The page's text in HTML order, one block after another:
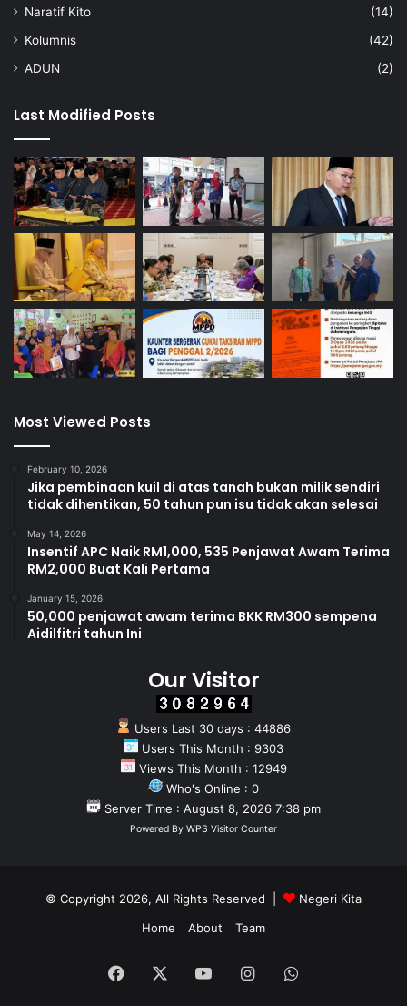
Z
m
r
Naratif Kito
(14)
Kolumnis
(42)
ADUN
(2)
Last Modified Posts
Most Viewed Posts
February 10, 2026
Jika pembinaan kuil di atas tanah bukan milik sendiri
tidak dihentikan, 50 tahun pun isu tidak akan selesai
May 14, 2026
Insentif APC Naik RM1,000, 535 Penjawat Awam Terima
RM2,000 Buat Kali Pertama
January 15, 2026
50,000 penjawat awam terima BKK RM300 sempena
Aidilfitri tahun Ini
Our Visitor
Users Last 30 days : 44886
Users This Month : 9303
Views This Month : 12949
Who's Online : 0
Server Time : August 8, 2026 7:38 pm
Powered By WPS Visitor Counter
© Copyright 2026, All Rights Reserved |
Negeri Kita
Home
About Team
Facebook YouTubeInstagramWhatsApp